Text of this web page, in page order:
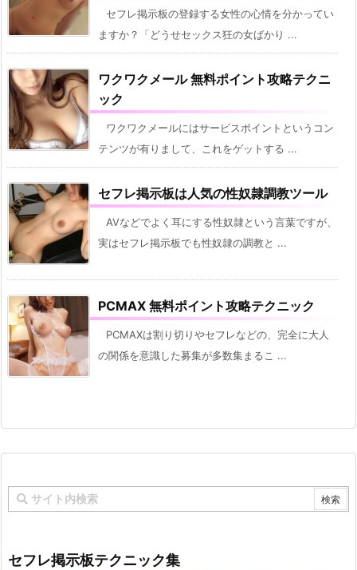
セフレ掲示板の登録する女性の心情を分かってい
ますか？「どうせセックス狂の女ばかり ...
ワクワクメール 無料ポイント攻略テクニ
ック
ワクワクメールにはサービスポイントというコン
テンツが有りまして、これをゲットする ...
セフレ掲示板は人気の性奴隷調教ツール
AVなどでよく耳にする性奴隷という言葉ですが、
実はセフレ掲示板でも性奴隷の調教と ...
PCMAX 無料ポイント攻略テクニック
PCMAXは割り切りやセフレなどの、完全に大人
の関係を意識した募集が多数集まるこ ...
セフレ掲示板テクニック集